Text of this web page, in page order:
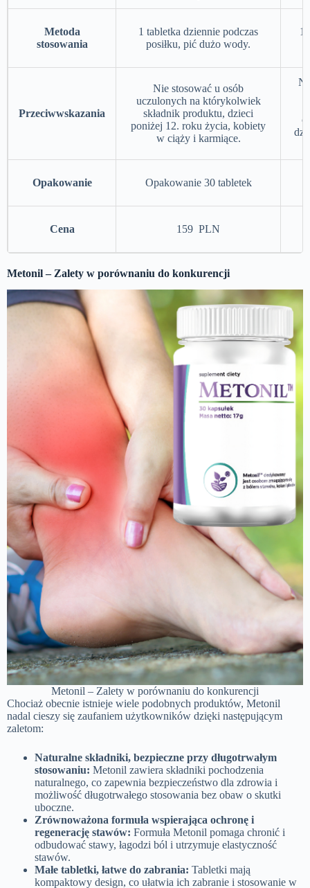
Metoda
stosowania
1 tabletka dziennie podczas
posiłku, pić dużo wody.
Przeciwwskazania
Nie stosować u osób
uczulonych na którykolwiek
składnik produktu, dzieci
poniżej 12. roku życia, kobiety
w ciąży i karmiące.
Opakowanie Opakowanie 30 tabletek
Cena 159 PLN
Metonil – Zalety w porównaniu do konkurencji
Metonil – Zalety w porównaniu do konkurencji
Chociaż obecnie istnieje wiele podobnych produktów, Metonil
nadal cieszy się zaufaniem użytkowników dzięki następującym
zaletom:
Naturalne składniki, bezpieczne przy długotrwałym
stosowaniu: Metonil zawiera składniki pochodzenia
naturalnego, co zapewnia bezpieczeństwo dla zdrowia i
możliwość długotrwałego stosowania bez obaw o skutki
uboczne.
Zrównoważona formuła wspierająca ochronę i
regenerację stawów: Formuła Metonil pomaga chronić i
odbudować stawy, łagodzi ból i utrzymuje elastyczność
stawów.
Małe tabletki, łatwe do zabrania: Tabletki mają
kompaktowy design, co ułatwia ich zabranie i stosowanie w